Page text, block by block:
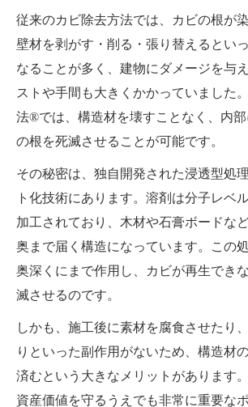
従来のカビ除去方法では、カビの根が
壁材を剥がす・削る・張り替えるとい
なることが多く、建物にダメージを与
ストや手間も大きくかかっていました
法®では、構造材を壊すことなく、内
の根を死滅させることが可能です。
その秘密は、独自開発された浸透型処
ト化技術にあります。溶剤は分子レベ
加工されており、木材や石膏ボードな
奥まで届く構造になっています。この
奥深くにまで作用し、カビが再生でき
滅させるのです。
しかも、施工後に素材を腐食させたり
りといった副作用がないため、構造材
済むという大きなメリットがあります
資産価値を守るうえでも非常に重要な